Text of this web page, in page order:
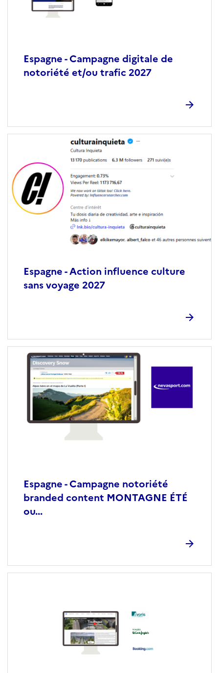
Espagne - Campagne digitale de
notoriété et/ou trafic 2027
Espagne - Action influence culture
sans voyage 2027
Espagne - Campagne notoriété
branded content MONTAGNE ÉTÉ
ou...